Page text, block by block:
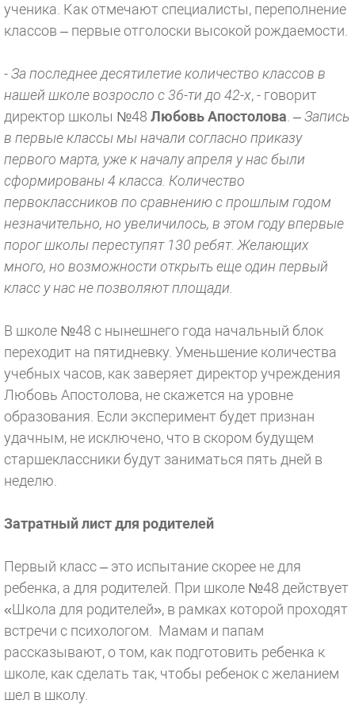
ученика. Как отмечают специалисты, переполнение
классов – первые отголоски высокой рождаемости.
- За последнее десятилетие количество классов в
нашей школе возросло с 36-ти до 42-х, - говорит
директор школы №48 Любовь Апостолова . –Запись
в первые классы мы начали согласно приказу
первого марта, уже к началу апреля у нас были
сформированы 4 класса. Количество
первоклассников по сравнению с прошлым годом
незначительно, но увеличилось, в этом году впервые
порог школы переступят 130 ребят. Желающих
много, но возможности открыть еще один первый
класс у нас не позволяют площади.
В школе №48 с нынешнего года начальный блок
переходит на пятидневку. Уменьшение количества
учебных часов, как заверяет директор учреждения
Любовь Апостолова, не скажется на уровне
образования. Если эксперимент будет признан
удачным, не исключено, что в скором будущем
старшеклассники будут заниматься пять дней в
неделю.
Затратный лист для родителей
Первый класс – это испытание скорее не для
ребенка, а для родителей. При школе №48 действует
«Школа для родителей», в рамках которой проходят
встречи с психологом. Мамам и папам
рассказывают, о том, как подготовить ребенка к
школе, как сделать так, чтобы ребенок с желанием
шел в школу.